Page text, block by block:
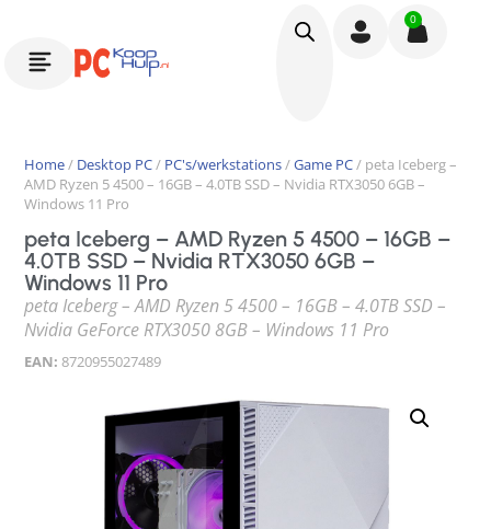
0
Home/ Desktop PC/ PC's/werkstations/Game PC/ peta Iceberg –
AMD Ryzen 5 4500 – 16GB – 4.0TB SSD – Nvidia RTX3050 6GB –
Windows 11 Pro
peta Iceberg – AMD Ryzen 5 4500 – 16GB –
4.0TB SSD – Nvidia RTX3050 6GB –
Windows 11 Pro
peta Iceberg – AMD Ryzen 5 4500 – 16GB – 4.0TB SSD –
Nvidia GeForce RTX3050 8GB – Windows 11 Pro
EAN: 8720955027489